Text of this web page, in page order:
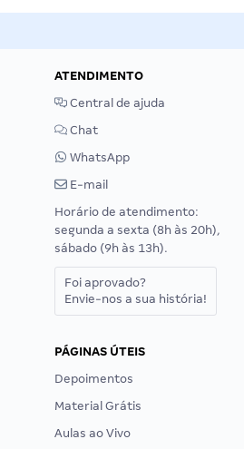
ATENDIMENTO
Central de ajuda
Chat
WhatsApp
E-mail
Horário de atendimento:
segunda a sexta (8h às 20h),
sábado (9h às 13h).
Foi aprovado?
Envie-nos a sua história!
PÁGINAS ÚTEIS
Depoimentos
Material Grátis
Aulas ao Vivo